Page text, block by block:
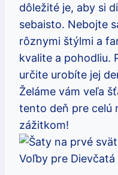
dôležité je, aby si
sebaisto. Nebojte
rôznymi štýlmi a
kvalite a pohodliu.
určite urobíte jej
Želáme vám veľa
tento deň pre celú
zážitkom!